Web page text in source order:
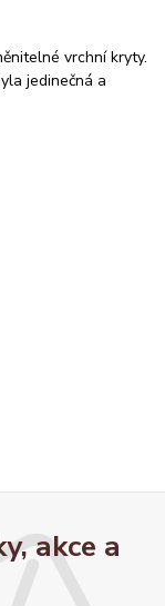
vrchní kryty.
jedinečná a
akce a